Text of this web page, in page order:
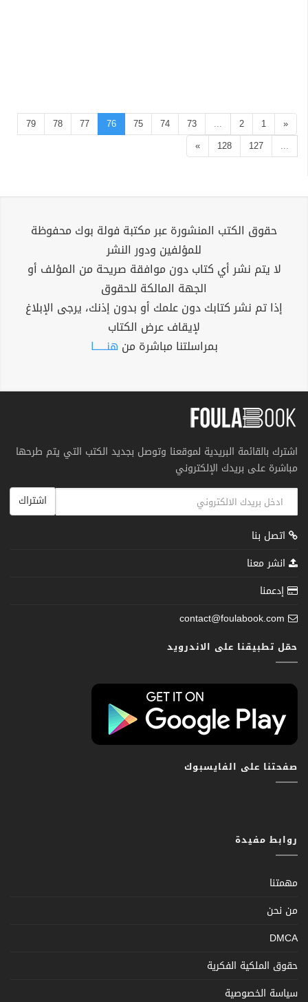
«
1
2
...
73
74
75
76
77
78
79
...
127
128
»
حقوق الكتب المنشورة عبر مكتبة فولة بوك محفوظة
للمؤلفين ودور النشر
لا يتم نشر أي كتاب دون موافقة صريحة من المؤلف أو
الجهة المالكة للحقوق
إذا تم نشر كتابك دون علمك أو بدون إذنك، يرجى الإبلاغ
لإيقاف عرض الكتاب
بمراسلتنا مباشرة من هنــــــا
اشترك بالقائمة البريدية لموقعنا وتوصل بجديد الكتب التي يتم طرحها
مباشرة على بريدك الإلكتروني
اشتراك
اتصل بنا
انشر معنا
إدعمنا
contact@foulabook.com
حمّل تطبيقنا على الاندرويد
صفحتنا على الفايسبوك
روابط مفيدة
مهمتنا
من نحن
DMCA
حقوق الملكية الفكرية
سياسة الخصوصية